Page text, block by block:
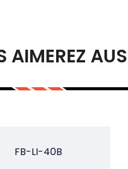
AIMEREZ